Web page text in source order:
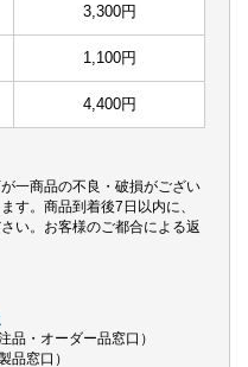
3,300円
1,100円
4,400円
一商品の不良・破損がござい
す。商品到着後7日以内に、
い。お客様のご都合による返
・オーダー品窓口）
窓口）